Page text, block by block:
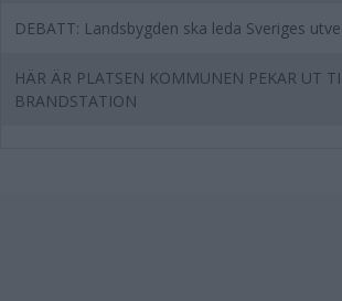
DEBATT: Landsbygden ska leda Sveriges
HÄR ÄR PLATSEN KOMMUNEN PEKAR UT
BRANDSTATION